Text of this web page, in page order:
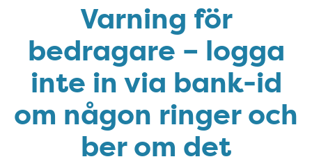
Varning för
bedragare – logga
inte in via bank-id
om någon ringer och
ber om det